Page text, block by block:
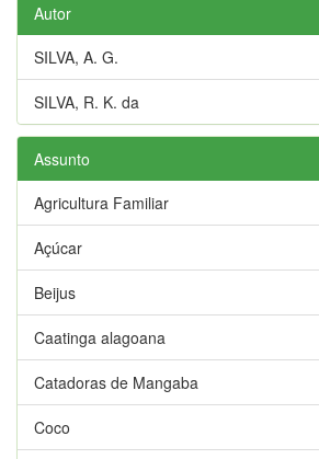
Autor
SILVA, A. G.
SILVA, R. K. da
Assunto
Agricultura Familiar
Açúcar
Beijus
Caatinga alagoana
Catadoras de Mangaba
Coco